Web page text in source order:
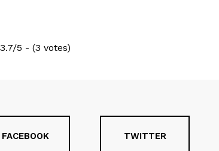
3.7/5 - (3 votes)
FACEBOOK TWITTER